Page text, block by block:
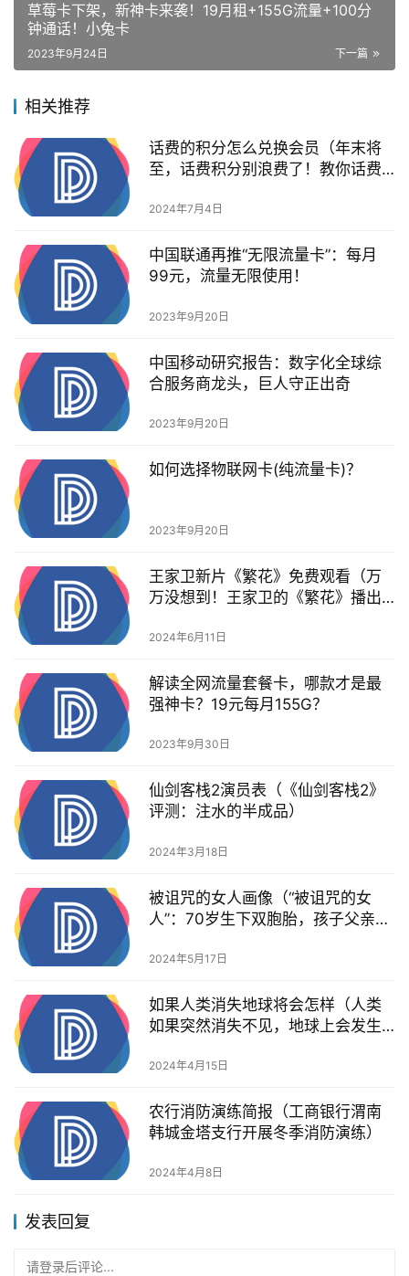
草莓卡下架，新神卡来袭！19月租+155G流量+100分
钟通话！小兔卡
下一篇
2023年9月24日
相关推荐
话费的积分怎么兑换会员（年末将
至，话费积分别浪费了！教你话费
2024年7月4日
中国联通再推“无限流量卡”：每月
99元，流量无限使用！
2023年9月20日
中国移动研究报告：数字化全球综
合服务商龙头，巨人守正出奇
2023年9月20日
如何选择物联网卡(纯流量卡)？
2023年9月20日
王家卫新片《繁花》免费观看（万
万没想到！王家卫的《繁花》播出4
2024年6月11日
解读全网流量套餐卡，哪款才是最
强神卡？19元每月155G？
2023年9月30日
仙剑客栈2演员表（《仙剑客栈2》
评测：注水的半成品）
2024年3月18日
被诅咒的女人画像（“被诅咒的女
人”：70岁生下双胞胎，孩子父亲却
2024年5月17日
如果人类消失地球将会怎样（人类
如果突然消失不见，地球上会发生
2024年4月15日
农行消防演练简报（工商银行渭南
韩城金塔支行开展冬季消防演练）
2024年4月8日
发表回复
请登录后评论...